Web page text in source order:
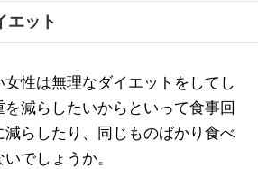
エット
性は無理なダイエットをしてし
を減らしたいからといって食事回
らしたり、同じものばかり食べ
でしょうか。